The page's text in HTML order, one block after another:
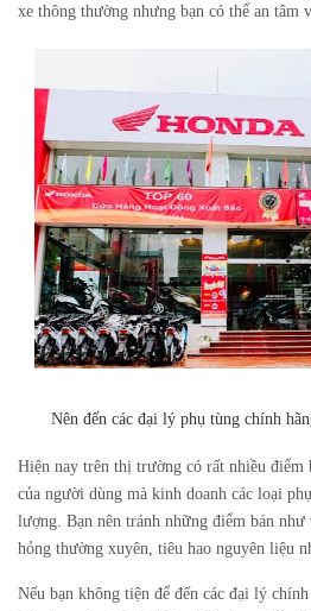
xe thông thường nhưng bạn có thể an tâm
Nên đến các đại lý phụ tùng chính
Hiện nay trên thị trường có rất nhiều điểm
của người dùng mà kinh doanh các loại
lượng. Bạn nên tránh những điểm bán
hỏng thường xuyên, tiêu hao nguyên liệu
Nếu bạn không tiện để đến các đại lý